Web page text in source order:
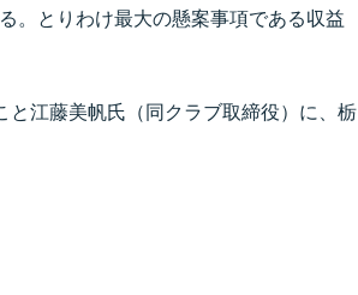
。とりわけ最大の懸案事項である収益
と江藤美帆氏（同クラブ取締役）に、栃